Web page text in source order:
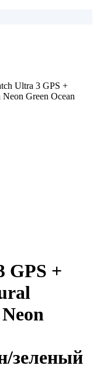
Ultra 3 GPS +
Green Ocean
GPS +
зеленый